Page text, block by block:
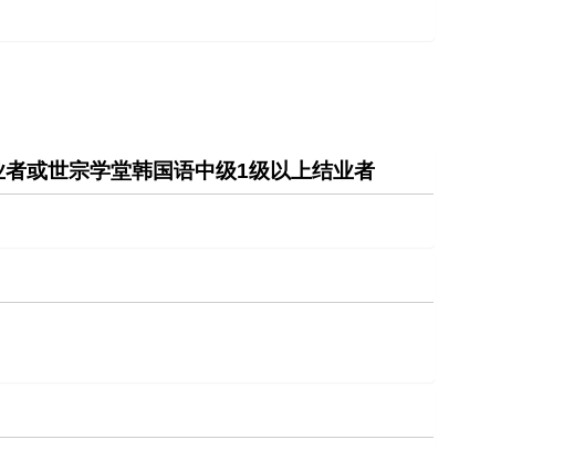
或世宗学堂韩国语中级1级以上结业者